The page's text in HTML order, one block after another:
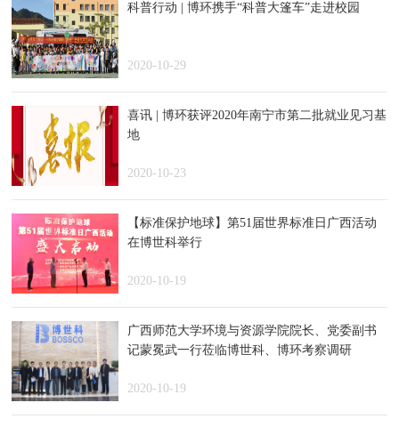
科普行动 | 博环携手“科普大篷车”走进校园
2020-10-29
喜讯 | 博环获评2020年南宁市第二批就业见习基
地
2020-10-23
【标准保护地球】第51届世界标准日广西活动
在博世科举行
2020-10-19
广西师范大学环境与资源学院院长、党委副书
记蒙冕武一行莅临博世科、博环考察调研
2020-10-19